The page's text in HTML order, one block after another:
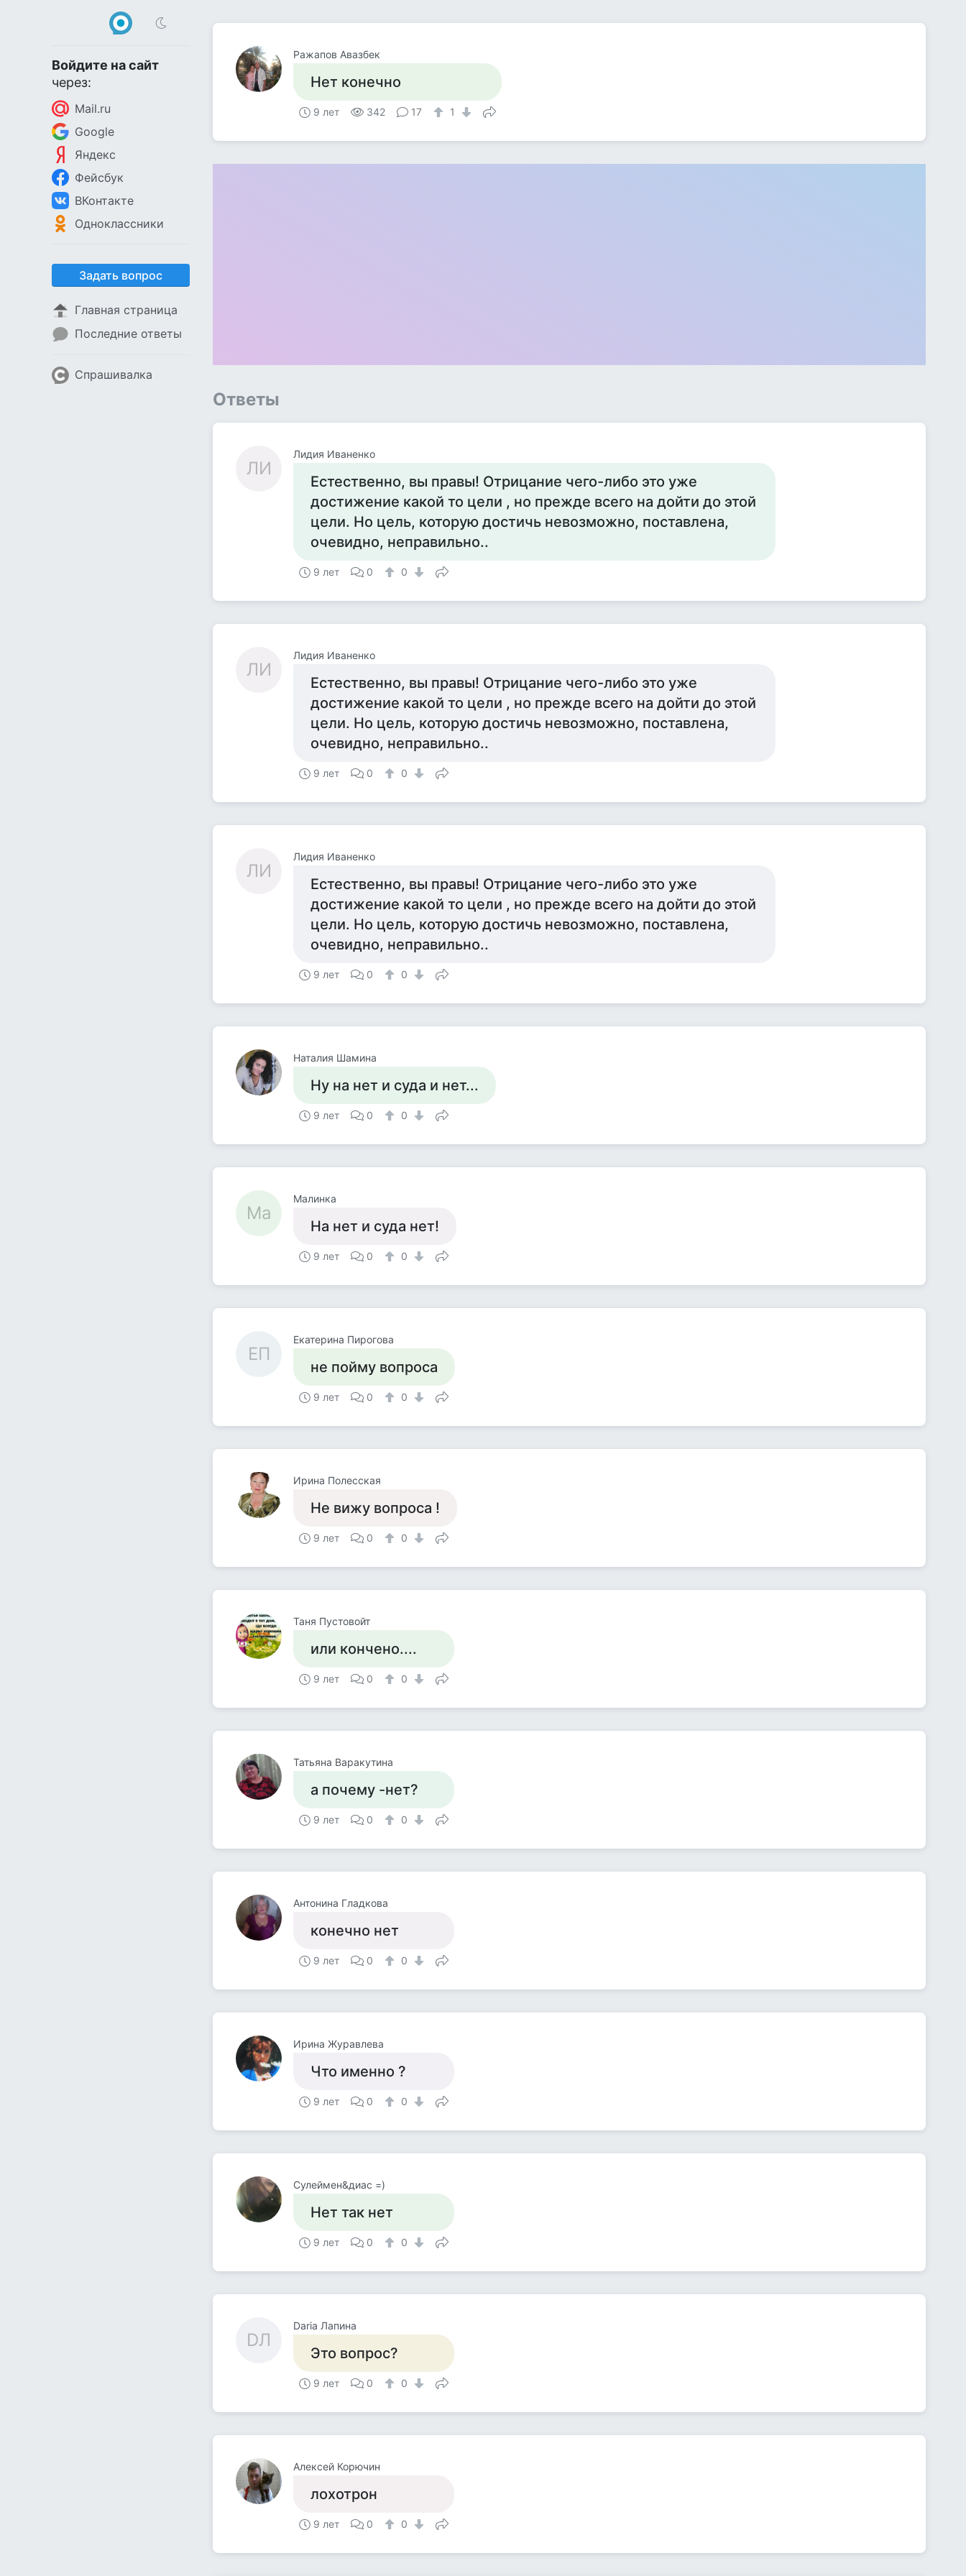
Войдите на сайт
через:
Mail.ru
Google
Яндекс
Фейсбук
ВКонтакте
Одноклассники
Задать вопрос
Главная страница
Последние ответы
Спрашивалка
Ражапов Авазбек
Нет конечно
9 лет 342 17 1
Ответы
ЛИ
Лидия Иваненко
Естественно, вы правы! Отрицание чего-либо это уже
достижение какой то цели , но прежде всего на дойти до этой
цели. Но цель, которую достичь невозможно, поставлена,
очевидно, неправильно..
9 лет 0 0
ЛИ
Лидия Иваненко
Естественно, вы правы! Отрицание чего-либо это уже
достижение какой то цели , но прежде всего на дойти до этой
цели. Но цель, которую достичь невозможно, поставлена,
очевидно, неправильно..
9 лет 0 0
ЛИ
Лидия Иваненко
Естественно, вы правы! Отрицание чего-либо это уже
достижение какой то цели , но прежде всего на дойти до этой
цели. Но цель, которую достичь невозможно, поставлена,
очевидно, неправильно..
9 лет 0 0
Наталия Шамина
Ну на нет и суда и нет...
9 лет 0 0
Ма
Малинка
На нет и суда нет!
9 лет 0 0
ЕП
Екатерина Пирогова
не пойму вопроса
9 лет 0 0
Ирина Полесская
Не вижу вопроса !
9 лет 0 0
Таня Пустовойт
или кончено....
9 лет 0 0
Татьяна Варакутина
а почему -нет?
9 лет 0 0
Антонина Гладкова
конечно нет
9 лет 0 0
Ирина Журавлева
Что именно ?
9 лет 0 0
Сулеймен&диас =)
Нет так нет
9 лет 0 0
DЛ
Daria Лапина
Это вопрос?
9 лет 0 0
Алексей Корючин
лохотрон
9 лет 0 0